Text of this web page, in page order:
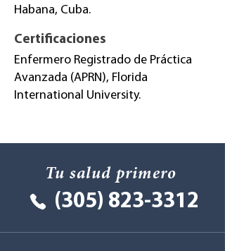
Habana, Cuba.
Certificaciones
Enfermero Registrado de Práctica
Avanzada (APRN), Florida
International University.
Tu salud primero
(305) 823-3312